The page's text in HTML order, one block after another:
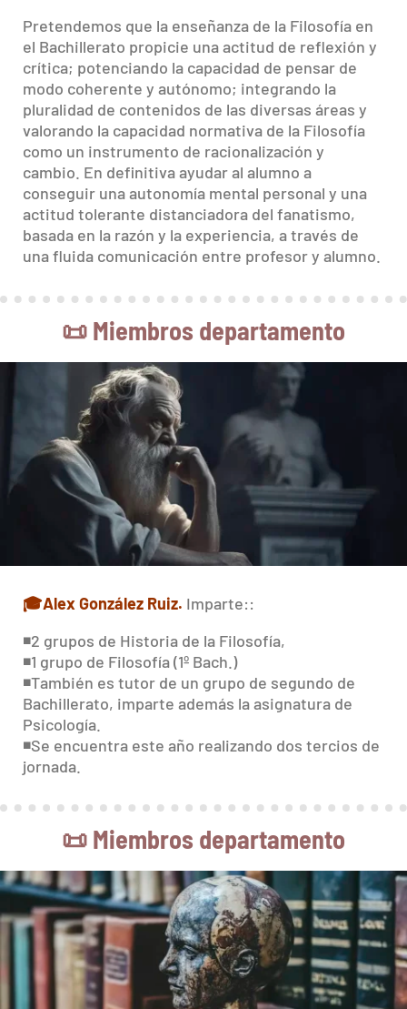
Pretendemos que la enseñanza de la Filosofía en
el Bachillerato propicie una actitud de reflexión y
crítica; potenciando la capacidad de pensar de
modo coherente y autónomo; integrando la
pluralidad de contenidos de las diversas áreas y
valorando la capacidad normativa de la Filosofía
como un instrumento de racionalización y
cambio. En definitiva ayudar al alumno a
conseguir una autonomía mental personal y una
actitud tolerante distanciadora del fanatismo,
basada en la razón y la experiencia, a través de
una fluida comunicación entre profesor y alumno.
📜 Miembros departamento
🎓Alex González Ruiz. Imparte::
◾️2 grupos de Historia de la Filosofía,
◾️1 grupo de Filosofía (1º Bach.)
◾️También es tutor de un grupo de segundo de
Bachillerato, imparte además la asignatura de
Psicología.
◾️Se encuentra este año realizando dos tercios de
jornada.
📜 Miembros departamento